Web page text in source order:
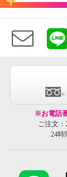
※お電話
ご注文
24時